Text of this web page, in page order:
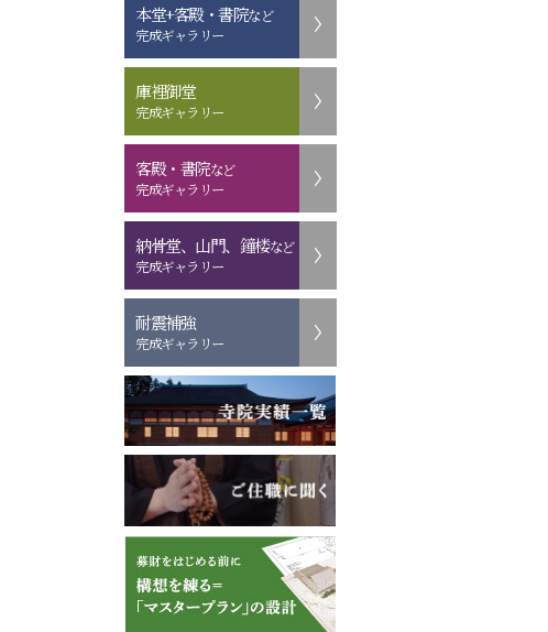
本堂+客殿・書院など
完成ギャラリー
庫裡御堂
完成ギャラリー
客殿・書院など
完成ギャラリー
納骨堂、山門、鐘楼など
完成ギャラリー
耐震補強
完成ギャラリー